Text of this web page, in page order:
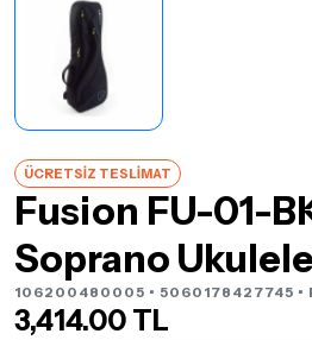
ÜCRETSİZ TESLİMAT
Fusion FU-01-
Soprano
106200480005 • 5060178427745 •
3,414.00 TL